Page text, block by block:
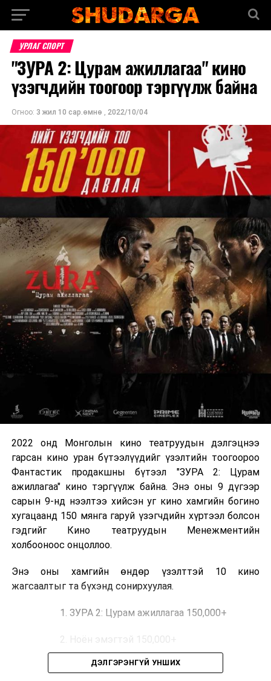
УРЛАГ СПОРТ
"ЗУРА 2: Цурам ажиллагаа" кино
үзэгчдийн тоогоор тэргүүлж байна
Огноо: 3 жил 10 сар.өмнө , 2022/10/04
2022 онд Монголын кино театруудын дэлгэцнээ
гарсан кино уран бүтээлүүдийг үзэлтийн тоогоороо
Фантастик продакшны бүтээл "ЗУРА 2: Цурам
ажиллагаа" кино тэргүүлж байна. Энэ оны 9 дүгээр
сарын 9-нд нээлтээ хийсэн уг кино хамгийн богино
хугацаанд 150 мянга гаруй үзэгчдийн хүртээл болсон
гэдгийг Кино театруудын Менежментийн
холбооноос онцоллоо.
Энэ оны хамгийн өндөр үзэлттэй 10 кино
жагсаалтыг та бүхэнд сонирхуулая.
1. ЗУРА 2: Цурам ажиллагаа 150,000+
2. Ноён эмэгтэй 150,000+
3. Thor: Love and Thunder 121,593
ДЭЛГЭРЭНГҮЙ УНШИХ